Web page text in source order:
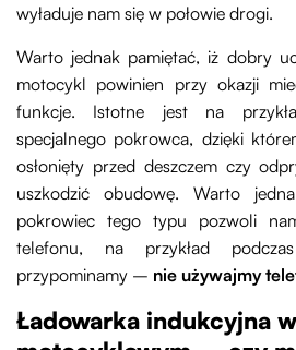
wyładuje nam się w połowie drogi.
Warto jednak pamiętać, iż dobry
motocykl powinien przy okazji
funkcje. Istotne jest na
specjalnego pokrowca, dzięki
osłonięty przed deszczem czy
uszkodzić obudowę. Warto
pokrowiec tego typu pozwoli
telefonu, na przykład
przypominamy – nie używajmy
Ładowarka indukcyjna